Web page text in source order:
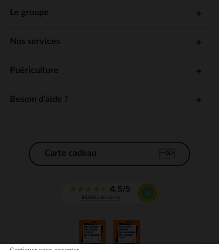
Le groupe
Nos services
Puériculture
Besoin d'aide ?
Carte cadeau